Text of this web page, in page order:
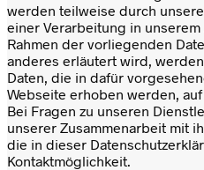
werden teilweise durch
einer Verarbeitung in
Rahmen der vorliegenden
anderes erläutert wird,
Daten, die in dafür
Webseite erhoben werden,
Bei Fragen zu unseren
unserer Zusammenarbeit mit
die in dieser
Kontaktmöglichkeit.